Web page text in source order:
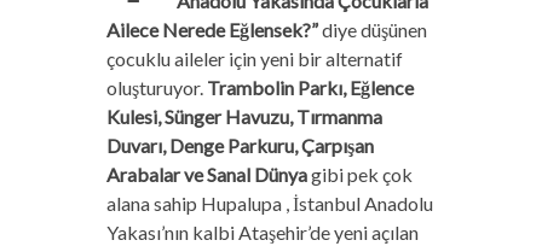
Ailece Nerede Eğlensek?”diye düşünen
çocuklu aileler için yeni bir alternatif
oluşturuyor. Trambolin Parkı, Eğlence
Kulesi, Sünger Havuzu, Tırmanma
Duvarı, Denge Parkuru, Çarpışan
Arabalar ve Sanal Dünyagibi pek çok
alana sahip Hupalupa , İstanbul Anadolu
Yakası’nın kalbi Ataşehir’de yeni açılan